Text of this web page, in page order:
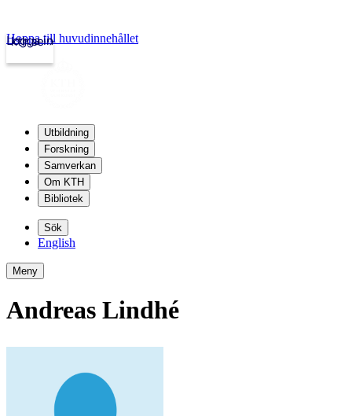
kth.se
Logga in
Hoppa till huvudinnehållet
Utbildning
Forskning
Samverkan
Om KTH
Bibliotek
Sök
English
Meny
Andreas Lindhé